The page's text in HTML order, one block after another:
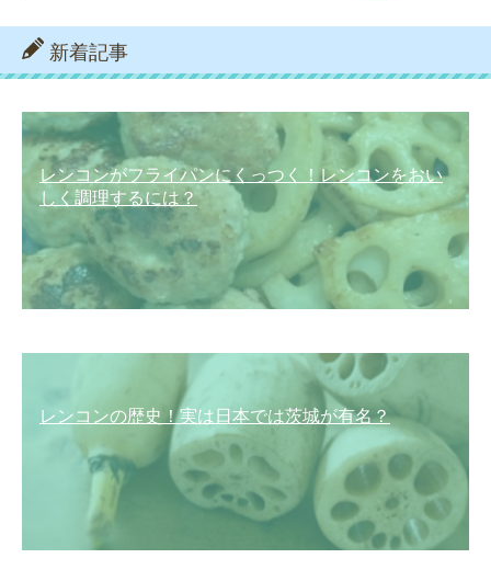
新着記事
レンコンがフライパンにくっつく！レンコンをおい
しく調理するには？
レンコンの歴史！実は日本では茨城が有名？